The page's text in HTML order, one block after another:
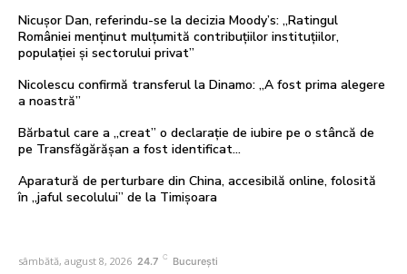
Nicușor Dan, referindu-se la decizia Moody’s: „Ratingul
României menținut mulțumită contribuțiilor instituțiilor,
populației și sectorului privat”
Nicolescu confirmă transferul la Dinamo: „A fost prima alegere
a noastră”
Bărbatul care a „creat” o declarație de iubire pe o stâncă de
pe Transfăgărășan a fost identificat…
Aparatură de perturbare din China, accesibilă online, folosită
în „jaful secolului” de la Timișoara
sâmbătă, august 8, 2026 24.7 C București